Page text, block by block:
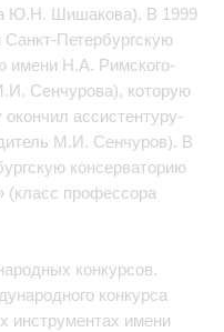
Ю.Н. Шишакова). В 1999
Санкт-Петербургскую
имени Н.А. Римского-
Сенчурова), которую
окончил ассистентуру-
М.И. Сенчуров). В
консерваторию
(класс профессора
конкурсов.
конкурса
инструментах имени